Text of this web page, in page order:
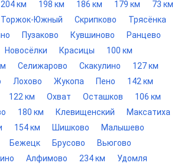
204 км 198 км 186 км 179 км
73 км
Торжок-Южный Скрипково
Трясёнка
Пузаково Кувшиново
Ранцево
Новосёлки Красицы
100 км
Селижарово Скакулино
127 км
Лохово Жукопа Пено
142 км
122 км Охват Осташков
106 км
180 км Клевищенский
Максатиха
154 км Шишково
Малышево
Бежецк Брусово
Вьюгово
Алфимово 234 км
Удомля